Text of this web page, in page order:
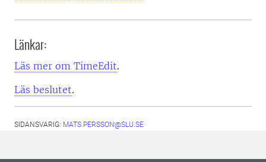
Länkar:
Läs mer om TimeEdit.
Läs beslutet.
SIDANSVARIG: MATS.PERSSON@SLU.SE